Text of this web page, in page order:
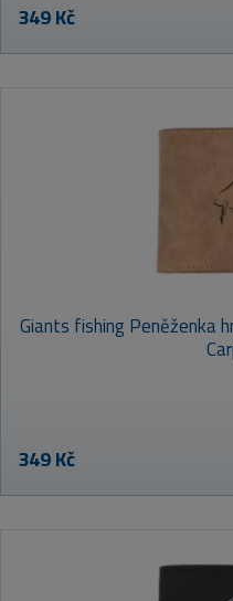
349 Kč
Giants fishing Peněženka
349 Kč